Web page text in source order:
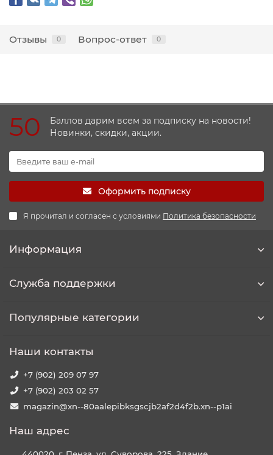
Отзывы 0 Вопрос-ответ 0
50
Баллов дарим всем за подписку на новости!
Новинки, скидки, акции.
Оформить подписку
Я прочитал и согласен с условиями Политика безопасности
Информация
Служба поддержки
Популярные категории
Наши контакты
+7 (902) 209 07 97
+7 (902) 203 02 57
magazin@xn--80aalepibksgscjb2af2d4f2b.xn--p1ai
Наш адрес